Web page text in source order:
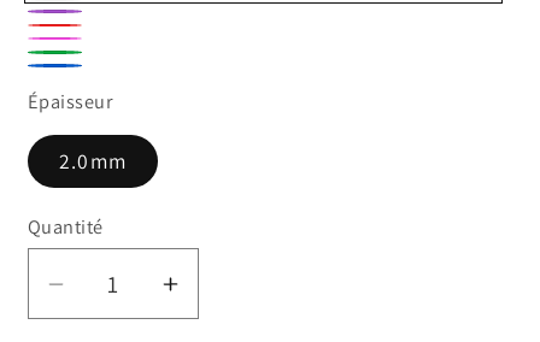
Noir
2.2mm
Violet
Rouge
Rose
Vert
Bleu
Épaisseur
2.0mm
Quantité
Réduire
la
Augmenter
la